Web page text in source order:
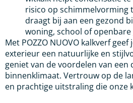
risico op schimmelvorming
draagt bij aan een gezond
woning, school of openbare
Met POZZO NUOVO kalkverf
exterieur een natuurlijke en
geniet van de voordelen van een
binnenklimaat. Vertrouw op de
en prachtige uitstraling die onze